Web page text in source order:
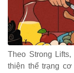
Theo Strong
thiện thể trạng